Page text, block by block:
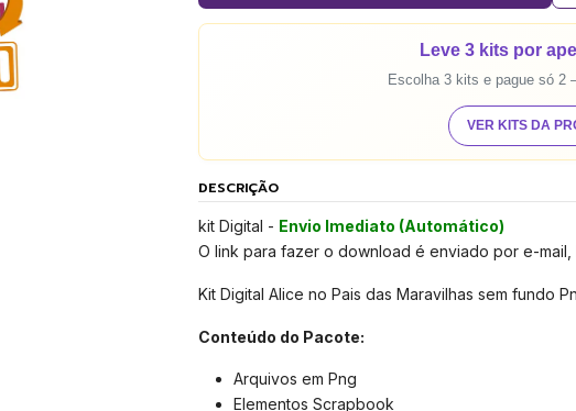
Leve 3 kits por
Escolha 3 kits e pague só 2
VER KITS DA
DESCRIÇÃO
kit Digital - Envio Imediato (Automático)
O link para fazer o download é enviado por e-
Kit Digital Alice no Pais das Maravilhas sem fundo
Conteúdo do Pacote:
Arquivos em Png
Elementos Scrapbook